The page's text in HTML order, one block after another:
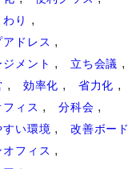
り
ドレス
メント
立ち会議
効率化
省力化
ィス
分科会
い環境
改善ボード
フィス